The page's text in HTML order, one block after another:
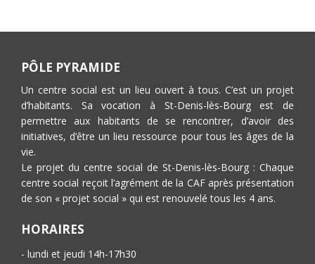
PÔLE PYRAMIDE
Un centre social est un lieu ouvert à tous. C’est un projet
d’habitants. Sa vocation à St-Denis-lès-Bourg est de
permettre aux habitants de se rencontrer, d’avoir des
initiatives, d’être un lieu ressource pour tous les âges de la
vie.
Le projet du centre social de St-Denis-lès-Bourg : Chaque
centre social reçoit l’agrément de la CAF après présentation
de son « projet social » qui est renouvelé tous les 4 ans.
HORAIRES
- lundi et jeudi 14h-17h30